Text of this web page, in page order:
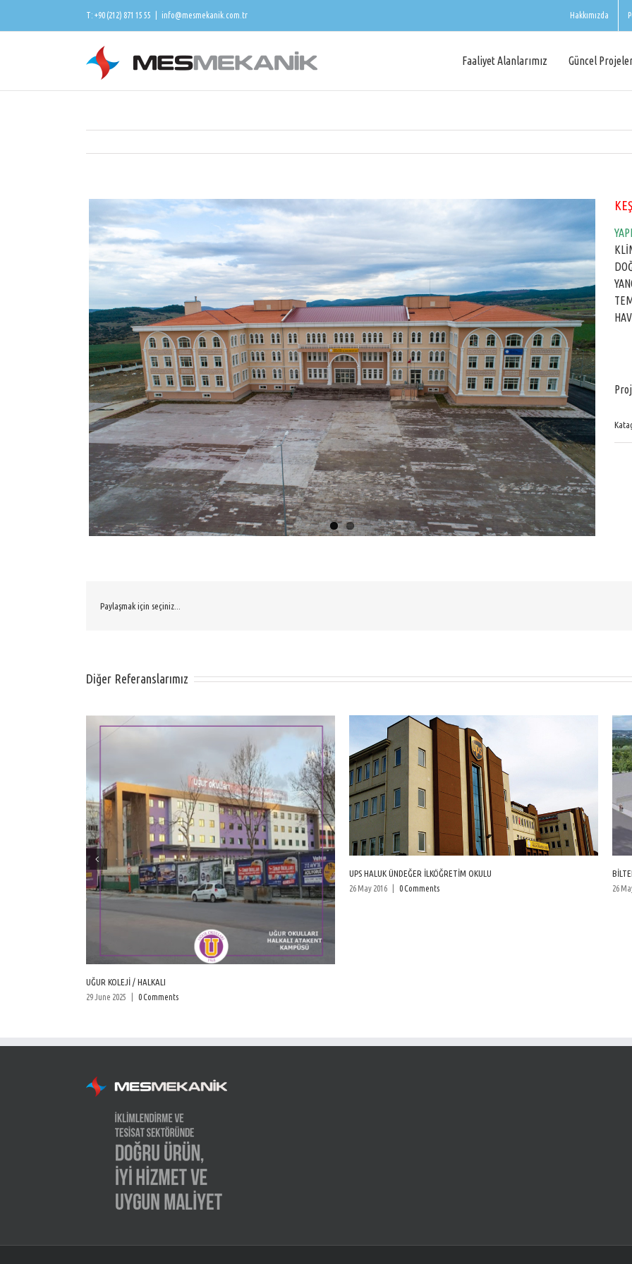
T: +90 (212) 871 15 55 info@mesmekanik.com.tr Hakkımızda
Faaliyet Alanlarımız Güncel
Paylaşmak için seçiniz...
Diğer Referanslarımız
UĞUR KOLEJİ / HALKALI
29 June 2025 0 Comments
UPS HALUK ÜNDEĞER İLKÖĞRETİM OKULU
26 May 2016 0 Comments 26